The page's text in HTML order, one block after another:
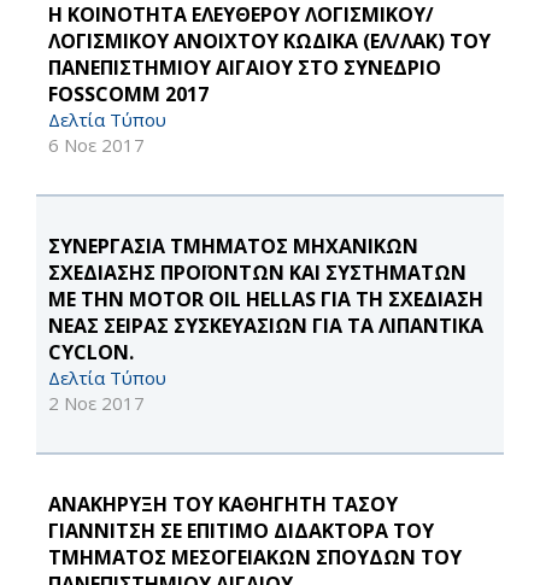
Η ΚΟΙΝΟΤΗΤΑ ΕΛΕΥΘΕΡΟΥ ΛΟΓΙΣΜΙΚΟΥ/
ΛΟΓΙΣΜΙΚΟΥ ΑΝΟΙΧΤΟΥ ΚΩΔΙΚΑ (ΕΛ/ΛΑΚ) ΤΟΥ
ΠΑΝΕΠΙΣΤΗΜΙΟΥ ΑΙΓΑΙΟΥ ΣΤΟ ΣΥΝΕΔΡΙΟ
FOSSCOMM 2017
Δελτία Τύπου
6 Νοε 2017
ΣΥΝΕΡΓΑΣΙΑ ΤΜΗΜΑΤΟΣ ΜΗΧΑΝΙΚΩΝ
ΣΧΕΔΙΑΣΗΣ ΠΡΟΪΟΝΤΩΝ ΚΑΙ ΣΥΣΤΗΜΑΤΩΝ
ΜΕ ΤΗΝ MOTOR OIL HELLAS ΓΙΑ ΤΗ ΣΧΕΔΙΑΣΗ
ΝΕΑΣ ΣΕΙΡΑΣ ΣΥΣΚΕΥΑΣΙΩΝ ΓΙΑ ΤΑ ΛΙΠΑΝΤΙΚΑ
CYCLON.
Δελτία Τύπου
2 Νοε 2017
ΑΝΑΚΗΡΥΞΗ ΤΟΥ ΚΑΘΗΓΗΤΗ ΤΑΣΟΥ
ΓΙΑΝΝΙΤΣΗ ΣΕ ΕΠΙΤΙΜΟ ΔΙΔΑΚΤΟΡΑ ΤΟΥ
ΤΜΗΜΑΤΟΣ ΜΕΣΟΓΕΙΑΚΩΝ ΣΠΟΥΔΩΝ ΤΟΥ